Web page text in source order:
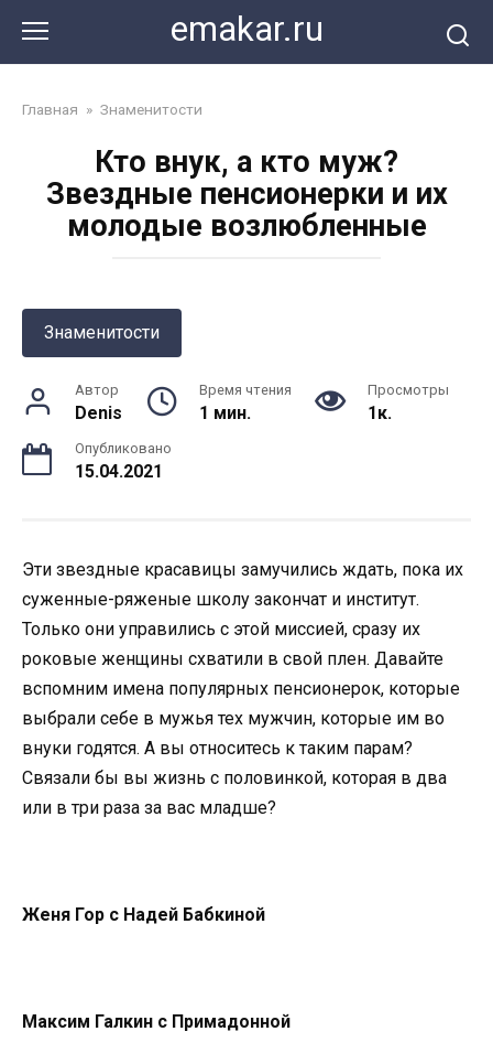
контенту
emakar.ru
Главная » Знаменитости
Кто внук, а кто муж?
Звездные пенсионерки и их
молодые возлюбленные
Знаменитости
Автор
Denis
Время чтения
1 мин.
Просмотры
1к.
Опубликовано
15.04.2021
Эти звездные красавицы замучились ждать, пока их
суженные-ряженые школу закончат и институт.
Только они управились с этой миссией, сразу их
роковые женщины схватили в свой плен. Давайте
вспомним имена популярных пенсионерок, которые
выбрали себе в мужья тех мужчин, которые им во
внуки годятся. А вы относитесь к таким парам?
Связали бы вы жизнь с половинкой, которая в два
или в три раза за вас младше?
Женя Гор с Надей Бабкиной
Максим Галкин с Примадонной